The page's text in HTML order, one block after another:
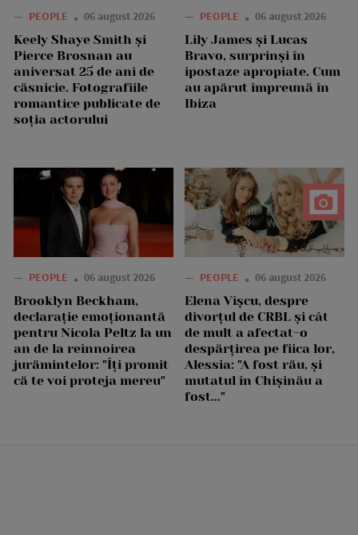
— PEOPLE 06 august 2026
Keely Shaye Smith și
Pierce Brosnan au
aniversat 25 de ani de
căsnicie. Fotografiile
romantice publicate de
soția actorului
— PEOPLE 06 august 2026
Lily James și Lucas
Bravo, surprinși în
ipostaze apropiate. Cum
au apărut împreună în
Ibiza
— PEOPLE 06 august 2026
Brooklyn Beckham,
declarație emoționantă
pentru Nicola Peltz la un
an de la reînnoirea
jurămintelor: "Îți promit
că te voi proteja mereu"
— PEOPLE 06 august 2026
Elena Vîșcu, despre
divorțul de CRBL și cât
de mult a afectat-o
despărțirea pe fiica lor,
Alessia: "A fost rău, și
mutatul în Chișinău a
fost..."